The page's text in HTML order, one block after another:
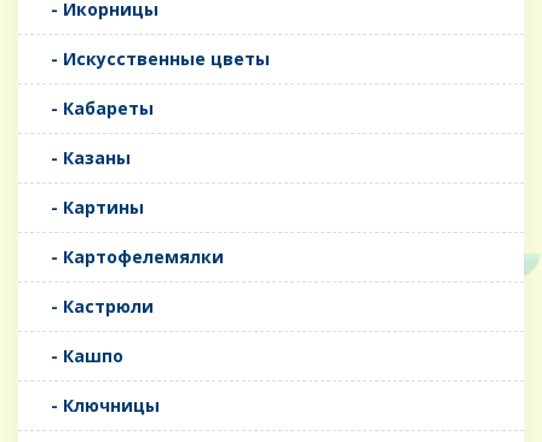
- Икорницы
- Искусственные цветы
- Кабареты
- Казаны
- Картины
- Картофелемялки
- Кастрюли
- Кашпо
- Ключницы